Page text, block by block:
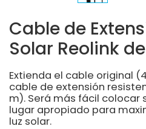
Cable de
Solar Reolink
Extienda el cable original
cable de extensión
m). Será más fácil colocar
lugar apropiado para
luz solar.